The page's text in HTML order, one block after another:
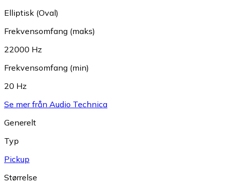
Elliptisk (Oval)
Frekvensomfang (maks)
22000 Hz
Frekvensomfang (min)
20 Hz
Se mer från Audio Technica
Generelt
Typ
Pickup
Størrelse